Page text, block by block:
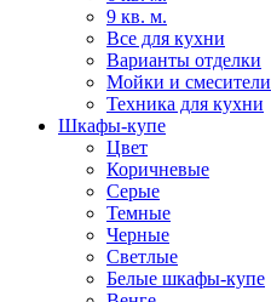
9 кв. м.
Все для кухни
Варианты отделки
Мойки и смесители
Техника для кухни
Шкафы-купе
Цвет
Коричневые
Серые
Темные
Черные
Светлые
Белые шкафы-купе